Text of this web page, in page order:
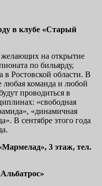
в клубе «Старый
желающих на открытие
по бильярду,
в Ростовской области. В
любая команда и любой
проводиться в
«свободная
«динамичная
В сентябре этого года
3 этаж, тел.